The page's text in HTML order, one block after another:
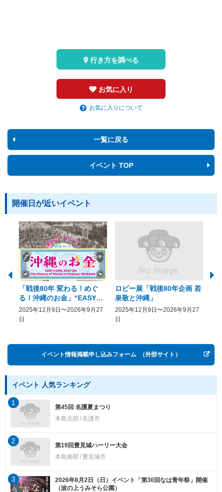
お気に入り
お気に入りについて
行き方を調べる
一覧に戻る
イベント TOP
開催日が近いイベント
「戦後80年 変わる！めぐ
る！沖縄のお金」“EASY
COME, EASY GO － The
History of Money in
2025年12月9日〜2026年9月27
日
ロビー展「戦後80年企画 若
泉敬と沖縄」
2025年12月9日〜2026年9月27
日
イベント情報掲載申し込みフォーム （外部サイト）
イベント 人気ランキング
第45回 名護夏まつり
本島北部 名護市
1
第19回豊見城ハーリー大会
本島南部
豊見城市
2
2026年8月2日（日）イベント「第30回なは青年祭」開催
（波の上うみそら公園）
3